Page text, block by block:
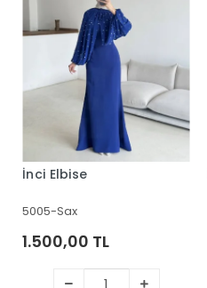
İnci Elbise
5005-Sax
1.500,00 TL